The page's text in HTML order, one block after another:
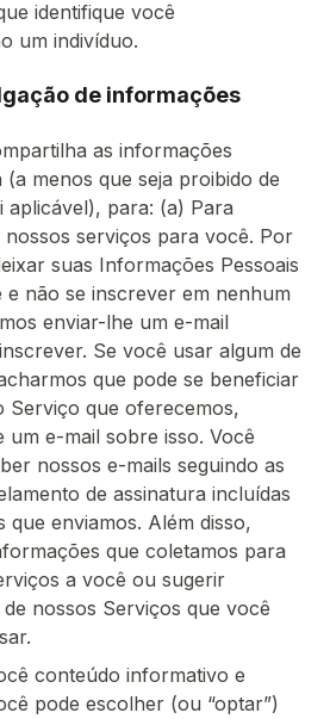
identifique você
um indivíduo.
de informações
as informações
(a menos que seja proibido de
para: (a) Para
serviços para você. Por
suas Informações Pessoais
e não se inscrever em nenhum
enviar-lhe um e-mail
Se você usar algum de
que pode se beneficiar
Serviço que oferecemos,
um e-mail sobre isso. Você
nossos e-mails seguindo as
de assinatura incluídas
que enviamos. Além disso,
que coletamos para
a você ou sugerir
nossos Serviços que você
conteúdo informativo e
pode escolher (ou “optar”)